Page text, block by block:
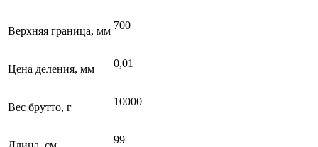
Верхняя граница, мм 700
Цена деления, мм 0,01
Вес брутто, г 10000
99